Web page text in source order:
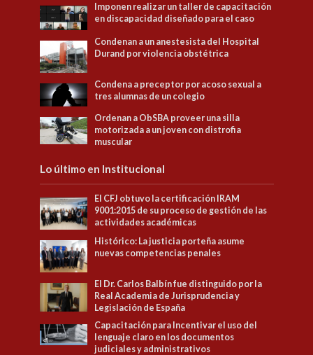
Imponen realizar un taller de capacitación
en discapacidad diseñado para el caso
Condenan a un anestesista del Hospital
Durand por violencia obstétrica
Condena a preceptor por acoso sexual a
tres alumnas de un colegio
Ordenan a ObSBA proveer una silla
motorizada a un joven con distrofia
muscular
Lo último en Institucional
El CFJ obtuvo la certificación IRAM
9001:2015 de su proceso de gestión de las
actividades académicas
Histórico: La justicia porteña asume
nuevas competencias penales
El Dr. Carlos Balbín fue distinguido por la
Real Academia de Jurisprudencia y
Legislación de España
Capacitación para Incentivar el uso del
lenguaje claro en los documentos
judiciales y administrativos